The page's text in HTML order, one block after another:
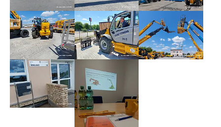
Show larger versionShow larger versionShow larger version
Show larger version